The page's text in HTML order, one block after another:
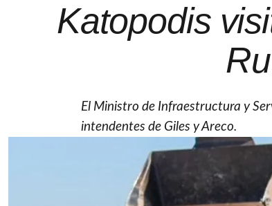
Katopodis
El Ministro de Infraestructura y
intendentes de Giles y Areco.